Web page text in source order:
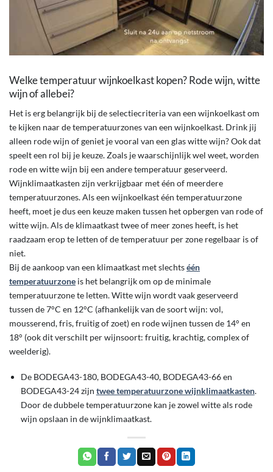
Welke temperatuur wijnkoelkast kopen? Rode wijn, witte
wijn of allebei?
Het is erg belangrijk bij de selectiecriteria van een wijnkoelkast om
te kijken naar de temperatuurzones van een wijnkoelkast. Drink jij
alleen rode wijn of geniet je vooral van een glas witte wijn? Ook dat
speelt een rol bij je keuze. Zoals je waarschijnlijk wel weet, worden
rode en witte wijn bij een andere temperatuur geserveerd.
Wijnklimaatkasten zijn verkrijgbaar met één of meerdere
temperatuurzones. Als een wijnkoelkast één temperatuurzone
heeft, moet je dus een keuze maken tussen het opbergen van rode of
witte wijn. Als de klimaatkast twee of meer zones heeft, is het
raadzaam erop te letten of de temperatuur per zone regelbaar is of
niet.
Bij de aankoop van een klimaatkast met slechtséén
temperatuurzone is het belangrijk om op de minimale
temperatuurzone te letten. Witte wijn wordt vaak geserveerd
tussen de 7°C en 12°C (afhankelijk van de soort wijn: vol,
mousserend, fris, fruitig of zoet) en rode wijnen tussen de 14° en
18° (ook dit verschilt per wijnsoort: fruitig, krachtig, complex of
weelderig).
De BODEGA43-180, BODEGA43-40, BODEGA43-66 en
BODEGA43-24 zijn twee temperatuurzone wijnklimaatkasten.
Door de dubbele temperatuurzone kan je zowel witte als rode
wijn opslaan in de wijnklimaatkast.